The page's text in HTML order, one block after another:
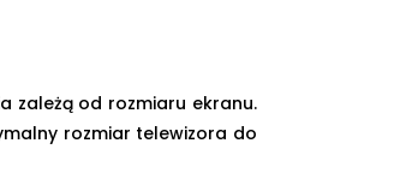
zależą od rozmiaru ekranu.
rozmiar telewizora do